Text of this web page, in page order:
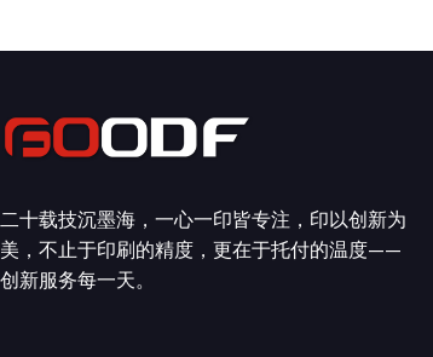
二十载技沉墨海，一心一印皆专注，印以创新为
美，不止于印刷的精度，更在于托付的温度——
创新服务每一天。